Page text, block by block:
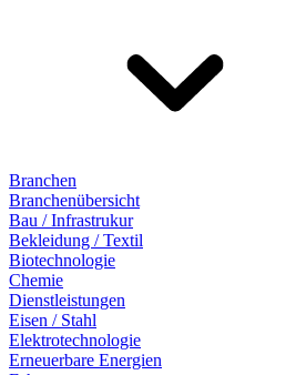
Branchen
Branchenübersicht
Bau / Infrastrukur
Bekleidung / Textil
Biotechnologie
Chemie
Dienstleistungen
Eisen / Stahl
Elektrotechnologie
Erneuerbare Energien